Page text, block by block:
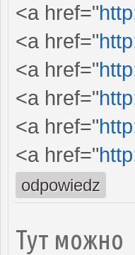
<a href="
<a href="
<a href="
<a href="
<a href="
<a href="
odpowiedz
Тут можно